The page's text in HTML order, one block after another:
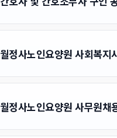
월정사노인요양원 사회복지
월정사노인요양원 사무원채